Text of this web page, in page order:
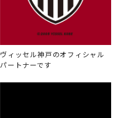
ヴィッセル神戸のオフィシャル
パートナーです